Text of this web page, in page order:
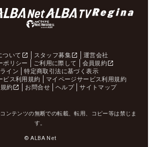
ついて スタッフ募集
運営会社
ポリシー
ご利用に際して
会員規約
イン
特定商取引法に基づく表示
ビス利用規約
マイページサービス利用規約
約
お問合せ ヘルプ サイトマップ
ンテンツの無断での転載、転用、コピー等は禁じま
す。
© ALBA Net